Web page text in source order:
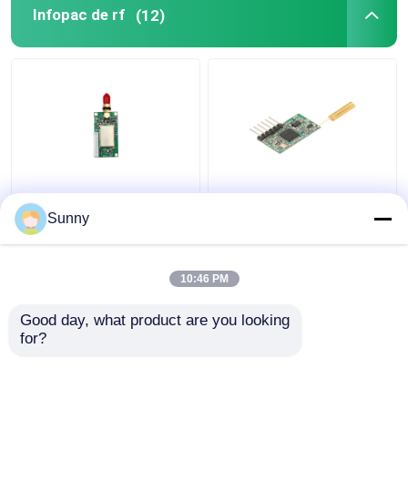
Infopac de rf (12)
transfert des données
sans fil 1km RS232
RS485 TTL de
100mW mini module
taille rf
Sunny
10:46 PM
Good day, what product are you looking
for?